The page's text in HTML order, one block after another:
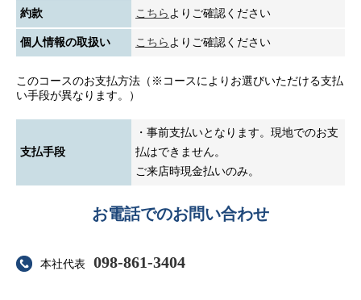
約款 こちら よりご確認ください
個人情報の取扱い こちら よりご確認ください
このコースのお支払方法（※コースによりお選びいただける支払
い手段が異なります。）
支払手段
・事前支払いとなります。現地でのお支
払はできません。
ご来店時現金払いのみ。
お電話でのお問い合わせ
本社代表 098-861-3404